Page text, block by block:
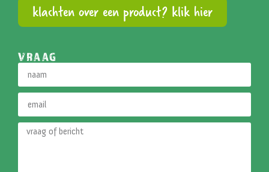
klachten over een product? klik hier
VRAAG